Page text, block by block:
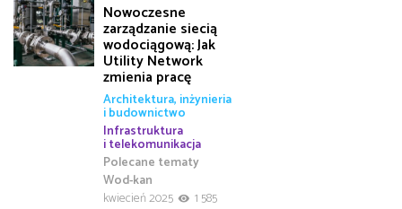
Nowoczesne
zarządzanie siecią
wodociągową: Jak
Utility Network
zmienia pracę
Architektura, inżynieria
i budownictwo
Infrastruktura
i telekomunikacja
Polecane tematy
Wod-kan
kwiecień 2025
1 585